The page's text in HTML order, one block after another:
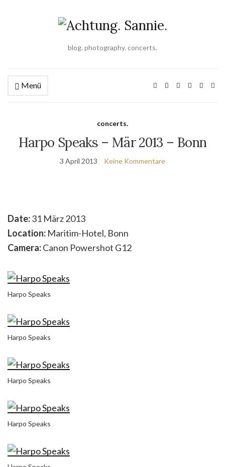
blog. photography. concerts.
Menü
concerts.
Harpo Speaks – Mär 2013 – Bonn
3 April 2013 Keine Kommentare
Date:31 März 2013
Location: Maritim-Hotel, Bonn
Camera:Canon Powershot G12
Harpo Speaks
Harpo Speaks
Harpo Speaks
Harpo Speaks